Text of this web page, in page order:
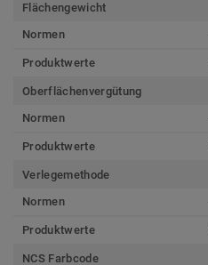
Flächengewicht
Normen
Produktwerte
Oberflächenvergütung
Normen
Produktwerte
Verlegemethode
Normen
Produktwerte
NCS Farbcode